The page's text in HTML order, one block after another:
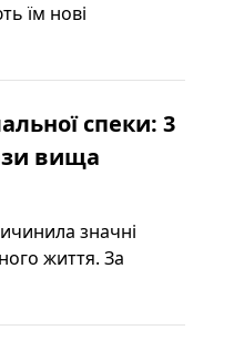
їм нові
спеки: 3
вища
значні
життя. За